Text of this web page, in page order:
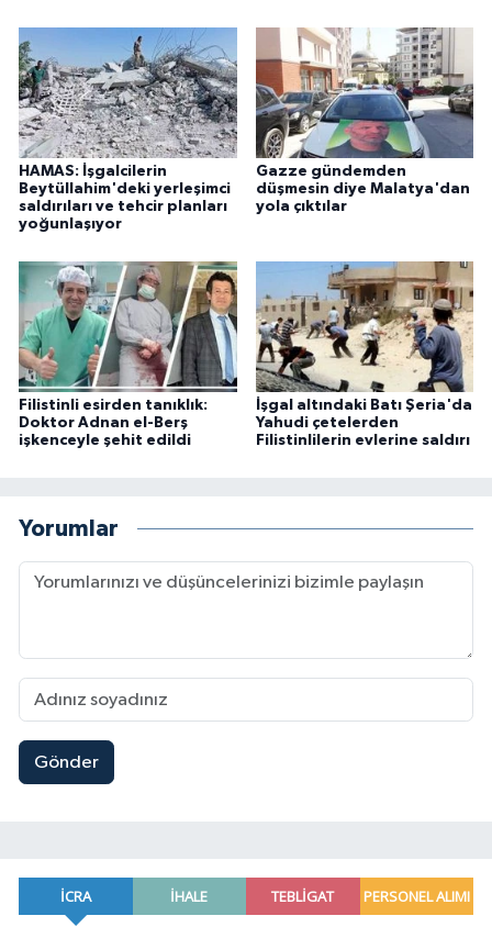
HAMAS: İşgalcilerin
Beytüllahim'deki yerleşimci
saldırıları ve tehcir planları
yoğunlaşıyor
Gazze gündemden
düşmesin diye Malatya'dan
yola çıktılar
Filistinli esirden tanıklık:
Doktor Adnan el-Berş
işkenceyle şehit edildi
İşgal altındaki Batı Şeria'da
Yahudi çetelerden
Filistinlilerin evlerine saldırı
Yorumlar
Gönder